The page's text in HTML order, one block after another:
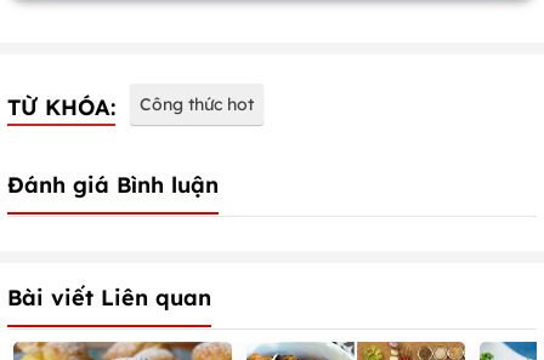
TỪ KHÓA: Công thức hot
Đánh giá Bình luận
Bài viết Liên quan